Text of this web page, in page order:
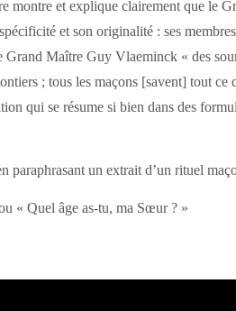
montre et explique clairement que le
et son originalité : ses
Grand Maître Guy Vlaeminck « des
; tous les maçons [savent] tout ce
qui se résume si bien dans des
paraphrasant un extrait d’un rituel
« Quel âge as-tu, ma Sœur ? »